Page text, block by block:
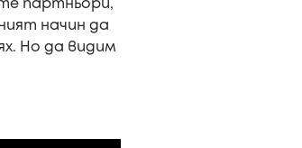
партньори,
начин да
Но да видим